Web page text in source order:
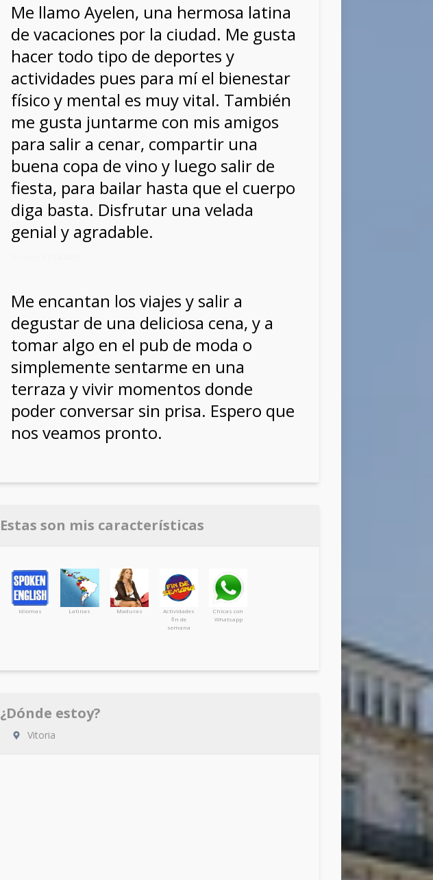
Me llamo Ayelen, una hermosa latina
de vacaciones por la ciudad. Me gusta
hacer todo tipo de deportes y
actividades pues para mí el bienestar
físico y mental es muy vital. También
me gusta juntarme con mis amigos
para salir a cenar, compartir una
buena copa de vino y luego salir de
fiesta, para bailar hasta que el cuerpo
diga basta. Disfrutar una velada
genial y agradable.
Me encantan los viajes y salir a
degustar de una deliciosa cena, y a
tomar algo en el pub de moda o
simplemente sentarme en una
terraza y vivir momentos donde
poder conversar sin prisa. Espero que
nos veamos pronto.
Estas son mis características
Idiomas Latinas Maduras
Actividades
fin de
semana
Chicas con
Whatsapp
¿Dónde estoy?
Vitoria